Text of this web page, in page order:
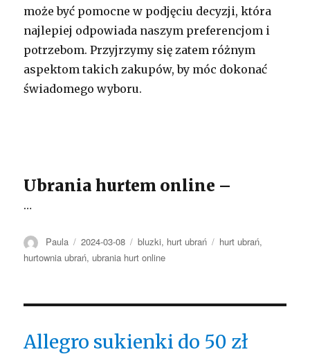
może być pomocne w podjęciu decyzji, która
najlepiej odpowiada naszym preferencjom i
potrzebom. Przyjrzymy się zatem różnym
aspektom takich zakupów, by móc dokonać
świadomego wyboru.
Ubrania hurtem online –
…
Autor
Paula Opublikowano
2024-03-08 Kategorie
bluzki, hurt ubrań Tagi
hurt ubrań,
hurtownia ubrań, ubrania hurt online
Allegro sukienki do 50 zł